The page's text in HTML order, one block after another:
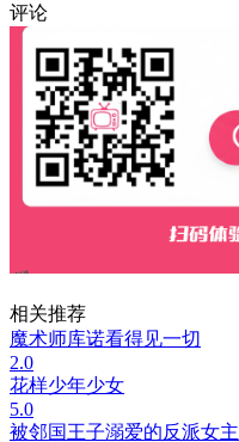
评论
相关推荐
魔术师库诺看得见一切
2.0
花样少年少女
5.0
被邻国王子溺爱的反派女主